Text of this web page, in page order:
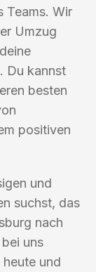
Teams. Wir
Umzug
Du kannst
besten
positiven
und
suchst, das
nach
uns
und